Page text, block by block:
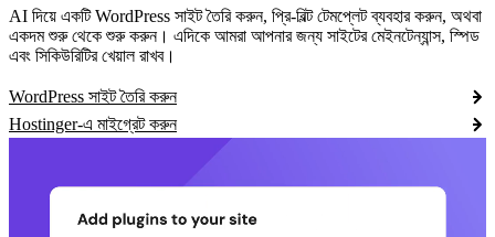
AI দিয়ে একটি WordPress সাইট তৈরি করুন, প্রি-বিল্ট টেমপ্লেট ব্যবহার করুন, অথবা
একদম শুরু থেকে শুরু করুন। এদিকে আমরা আপনার জন্য সাইটের মেইনটেন্যান্স, স্পিড
এবং সিকিউরিটির খেয়াল রাখব।
WordPress সাইট তৈরি করুন
Hostinger-এ মাইগ্রেট করুন